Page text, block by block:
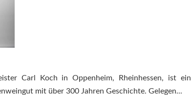
Carl Koch in Oppenheim, Rheinhessen, ist ein
mit über 300 Jahren Geschichte. Gelegen...